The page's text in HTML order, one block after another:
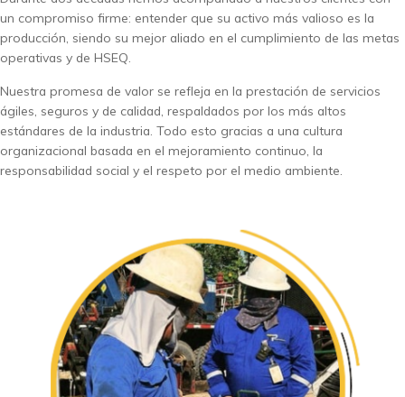
un compromiso firme: entender que su activo más valioso es la
producción, siendo su mejor aliado en el cumplimiento de las metas
operativas y de HSEQ.
Nuestra promesa de valor se refleja en la prestación de servicios
ágiles, seguros y de calidad, respaldados por los más altos
estándares de la industria. Todo esto gracias a una cultura
organizacional basada en el mejoramiento continuo, la
responsabilidad social y el respeto por el medio ambiente.